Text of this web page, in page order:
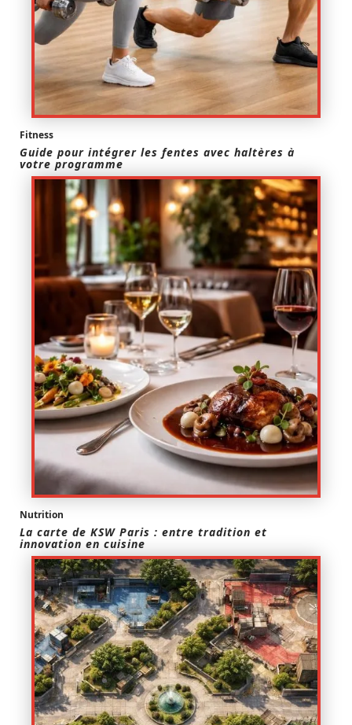
Fitness
Guide pour intégrer les fentes avec haltères à
votre programme
Nutrition
La carte de KSW Paris : entre tradition et
innovation en cuisine